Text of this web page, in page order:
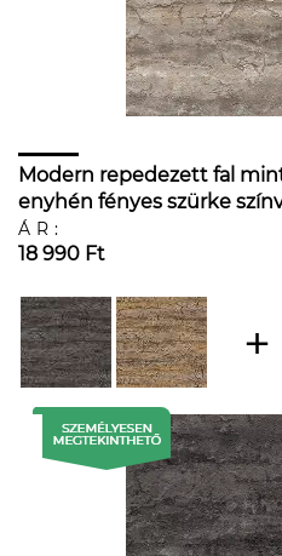
Modern repedezett fal
enyhén fényes szürke
ÁR:
18 990 Ft